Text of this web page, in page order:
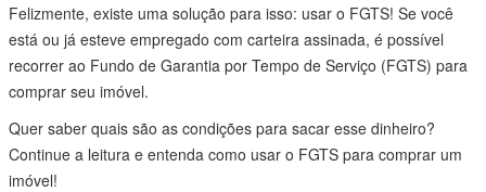
Felizmente, existe uma solução para isso: usar o FGTS! Se você
está ou já esteve empregado com carteira assinada, é possível
recorrer ao Fundo de Garantia por Tempo de Serviço (FGTS) para
comprar seu imóvel.
Quer saber quais são as condições para sacar esse dinheiro?
Continue a leitura e entenda como usar o FGTS para comprar um
imóvel!